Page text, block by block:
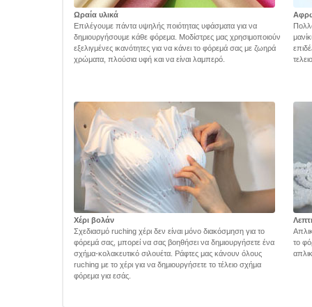
Ωραία υλικά
Επιλέγουμε πάντα υψηλής ποιότητας υφάσματα για να
δημιουργήσουμε κάθε φόρεμα. Μοδίστρες μας χρησιμοποιούν
εξελιγμένες ικανότητες για να κάνει το φόρεμά σας με ζωηρά
χρώματα, πλούσια υφή και να είναι λαμπερό.
Χέρι βολάν
Σχεδιασμό ruching χέρι δεν είναι μόνο διακόσμηση για το
φόρεμά σας, μπορεί να σας βοηθήσει να δημιουργήσετε ένα
σχήμα-κολακευτικό σιλουέτα. Ράφτες μας κάνουν όλους
ruching με το χέρι για να δημιουργήσετε το τέλειο σχήμα
φόρεμα για εσάς.
το